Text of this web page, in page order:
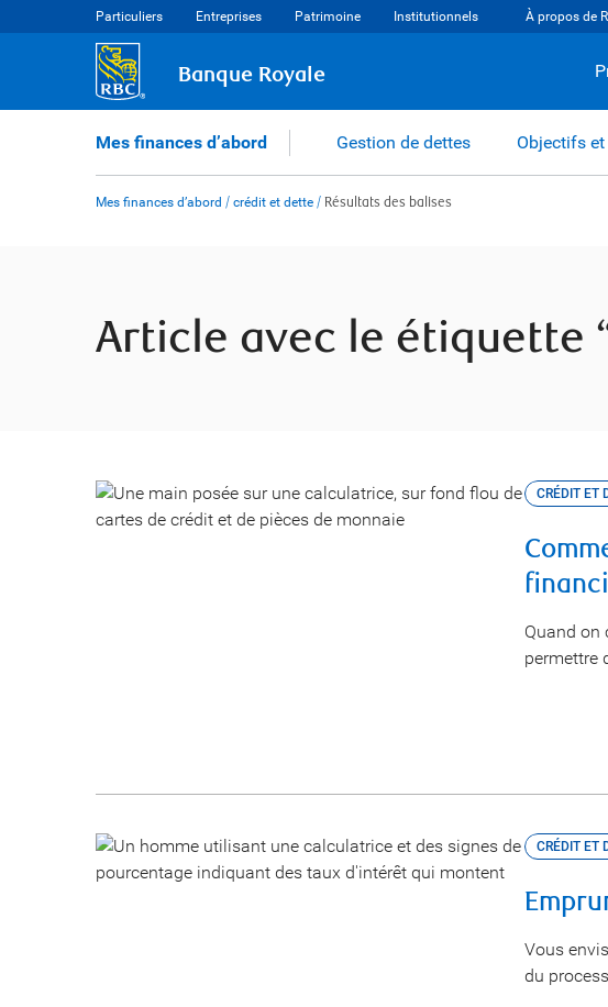
Particuliers Entreprises Patrimoine Institutionnels À propos de
Banque Royale
Mes finances d’abord Gestion de dettes Objectifs
Mes finances d’abord / crédit et dette / Résultats des balises
Article avec le étiquette
CRÉDIT ET
Quand on
permettre
CRÉDIT ET
Vous
du